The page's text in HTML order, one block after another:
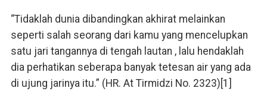
“Tidaklah dunia dibandingkan akhirat melainkan
seperti salah seorang dari kamu yang mencelupkan
satu jari tangannya di tengah lautan , lalu hendaklah
dia perhatikan seberapa banyak tetesan air yang ada
di ujung jarinya itu.” (HR. At Tirmidzi No. 2323)[1]